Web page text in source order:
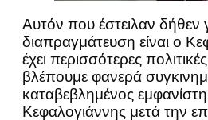
Αυτόν που έστειλαν δήθεν
διαπραγμάτευση είναι ο
έχει περισσότερες
βλέπουμε φανερά
καταβεβλημένος
Κεφαλογιάννης μετά την